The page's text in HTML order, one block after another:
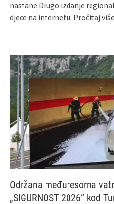
nastane Drugo izdanje
djece na internetu: Pročitaj više
Održana međuresorna
„SIGURNOST 2026“ kod